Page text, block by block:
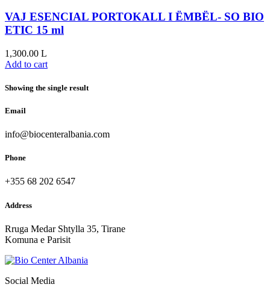
VAJ ESENCIAL PORTOKALL I ËMBËL- SO BIO
ETIC 15 ml
1,300.00 L
Add to cart
Showing the single result
Email
info@biocenteralbania.com
Phone
+355 68 202 6547
Address
Rruga Medar Shtylla 35, Tirane
Komuna e Parisit
Social Media